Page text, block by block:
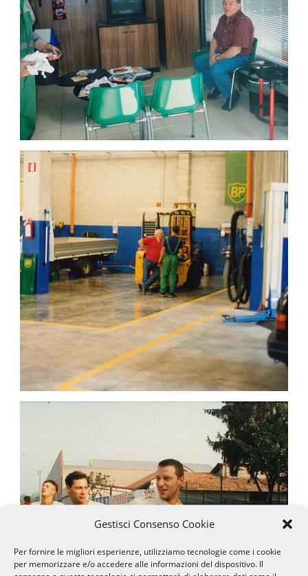
Gestisci Consenso Cookie
Per fornire le migliori esperienze, utilizziamo tecnologie come i cookie
per memorizzare e/o accedere alle informazioni del dispositivo. Il